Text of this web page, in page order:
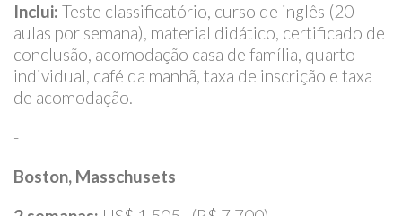
Inclui: Teste classificatório, curso de inglês (20
aulas por semana), material didático, certificado de
conclusão, acomodação casa de família, quarto
individual, café da manhã, taxa de inscrição e taxa
de acomodação.
-
Boston, Masschusets